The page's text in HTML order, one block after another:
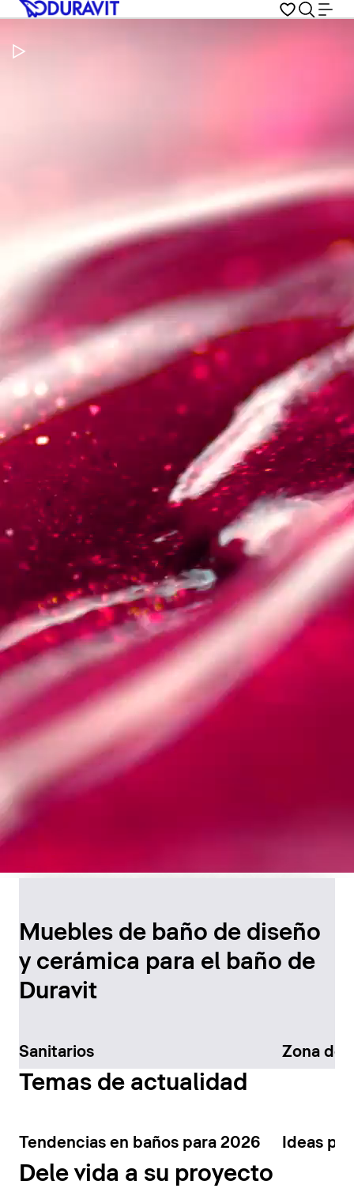
Pausar vídeo
el baño
Descúbralo ahora
Muebles de baño de diseño
y cerámica para el baño de
Duravit
Sanitarios Zona de
Temas de actualidad
Tendencias en baños para 2026 Ideas
Dele vida a su proyecto